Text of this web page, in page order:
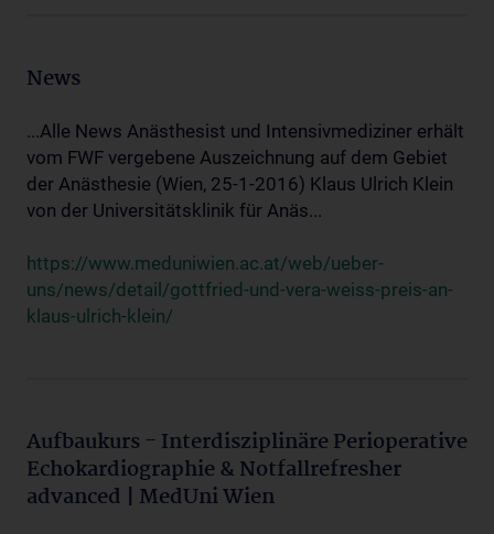
News
...Alle News Anästhesist und Intensivmediziner erhält
vom FWF vergebene Auszeichnung auf dem Gebiet
der Anästhesie (Wien, 25-1-2016) Klaus Ulrich Klein
von der Universitätsklinik für Anäs...
https://www.meduniwien.ac.at/web/ueber-
uns/news/detail/gottfried-und-vera-weiss-preis-an-
klaus-ulrich-klein/
Aufbaukurs - Interdisziplinäre Perioperative
Echokardiographie & Notfallrefresher
advanced | MedUni Wien